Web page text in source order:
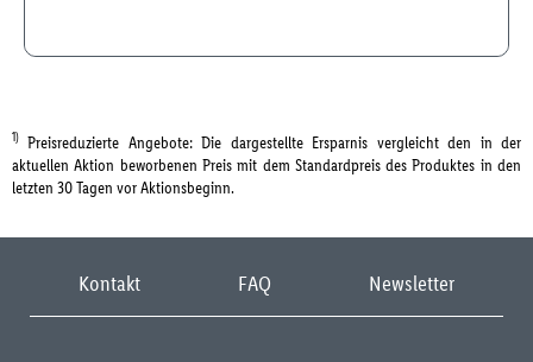
1) Preisreduzierte Angebote: Die dargestellte Ersparnis vergleicht den in der
aktuellen Aktion beworbenen Preis mit dem Standardpreis des Produktes in den
letzten 30 Tagen vor Aktionsbeginn.
Kontakt FAQ Newsletter